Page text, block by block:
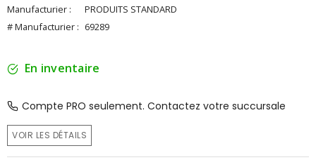
Manufacturier :
PRODUITS STANDARD
# Manufacturier : 69289
En inventaire
Compte PRO seulement. Contactez votre succursale
VOIR LES DÉTAILS